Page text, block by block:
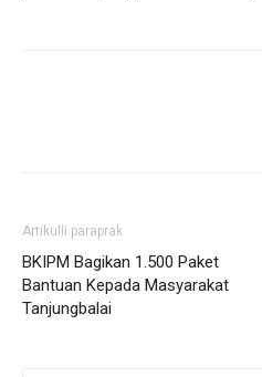
Artikulli paraprak
BKIPM Bagikan 1.500 Paket
Bantuan Kepada Masyarakat
Tanjungbalai